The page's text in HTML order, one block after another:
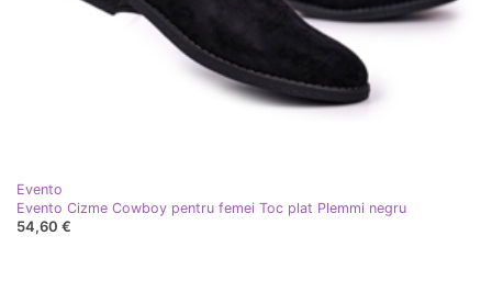
Evento
Evento Cizme Cowboy pentru femei Toc plat Plemmi negru
54,60 €